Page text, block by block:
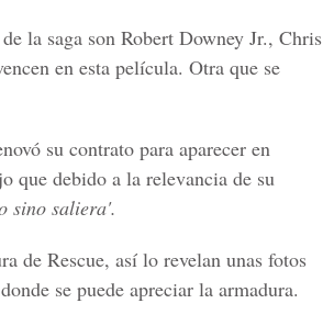
la saga son Robert Downey Jr., Chris
en esta película. Otra que se
su contrato para aparecer en
que debido a la relevancia de su
sino saliera'.
de Rescue, así lo revelan unas fotos
se puede apreciar la armadura.